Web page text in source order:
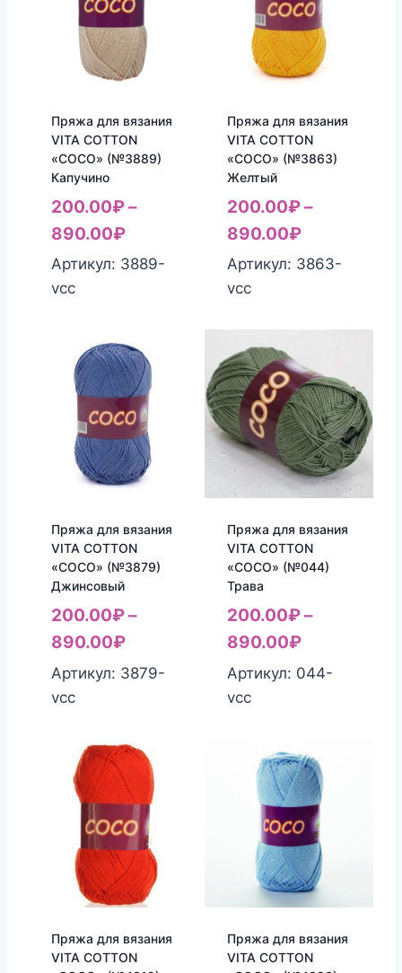
Пряжа для вязания
VITA COTTON
«COCO» (№3889)
Капучино
200.00₽–
890.00₽
Артикул: 3889-
vcc
Пряжа для вязания
VITA COTTON
«COCO» (№3863)
Желтый
200.00₽–
890.00₽
Артикул: 3863-
vcc
Пряжа для вязания
VITA COTTON
«COCO» (№3879)
Джинсовый
200.00₽–
890.00₽
Артикул: 3879-
vcc
Пряжа для вязания
VITA COTTON
«COCO» (№044)
Трава
200.00₽–
890.00₽
Артикул: 044-
vcc
Пряжа для вязания
VITA COTTON
Пряжа для вязания
VITA COTTON